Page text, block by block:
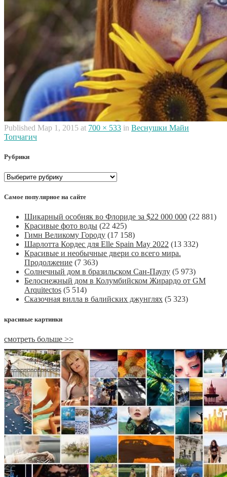
Published Мар 1, 2015 at 700 × 533 in Веснушки Майи
Топчагич
Рубрики
Рубрики
Самое популярное на сайте
Шикарный особняк во Флориде за $22 000 000 (22 881)
Красивые фото воды (22 425)
Гимн Великому Городу (17 158)
Шарлотта Кордес для Elle Spain May 2022 (13 332)
Красивые и необычные двери со всего мира.
Продолжение (7 363)
Солнечный дом в бразильском Сан-Паулу (5 973)
Белоснежный дом в Колумбийском Жирардо от GM
Arquitectos (5 514)
Сказочная вилла в балийских джунглях (5 323)
красивые картинки
смотреть больше >>